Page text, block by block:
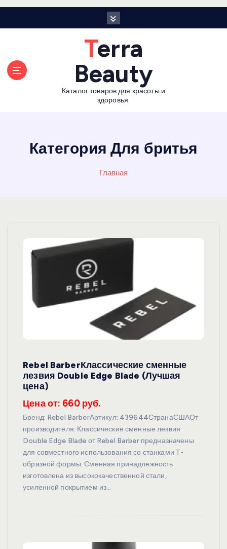
Terra
Beauty
Каталог товаров для красоты и
здоровья.
Категория Для бритья
Главная
Rebel BarberКлассические сменные
лезвия Double Edge Blade (Лучшая
цена)
Цена от: 660 руб.
Бренд: Rebel BarberАртикул: 439644СтранаСШАОт
производителя: Классические сменные лезвия
Double Edge Blade от Rebel Barber предназначены
для совместного использования со станками Т-
образной формы. Сменная принадлежность
изготовлена из высококачественной стали,
усиленной покрытием из…